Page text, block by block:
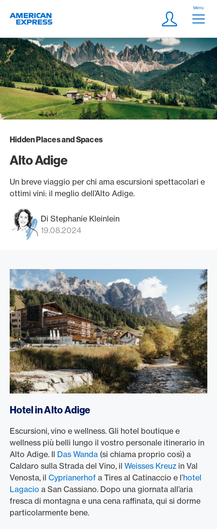
Logo
Meta
Login
Menu
Hidden Places and Spaces
Alto Adige
Un breve viaggio per chi ama escursioni spettacolari e
ottimi vini: il meglio dell’Alto Adige.
Di Stephanie Kleinlein
19.08.2024
Hotel in Alto Adige
Escursioni, vino e wellness. Gli hotel boutique e
wellness più belli lungo il vostro personale itinerario in
Alto Adige. Il Das Wanda (si chiama proprio così) a
Caldaro sulla Strada del Vino, il Weisses Kreuz in Val
Venosta, il Cyprianerhof a Tires al Catinaccio e l’hotel
Lagacio a San Cassiano. Dopo una giornata all’aria
fresca di montagna e una cena raffinata, qui si dorme
particolarmente bene.